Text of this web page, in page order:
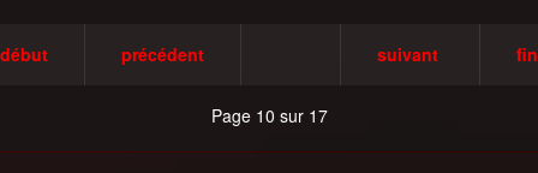
début précédent suivant fin
Page 10 sur 17